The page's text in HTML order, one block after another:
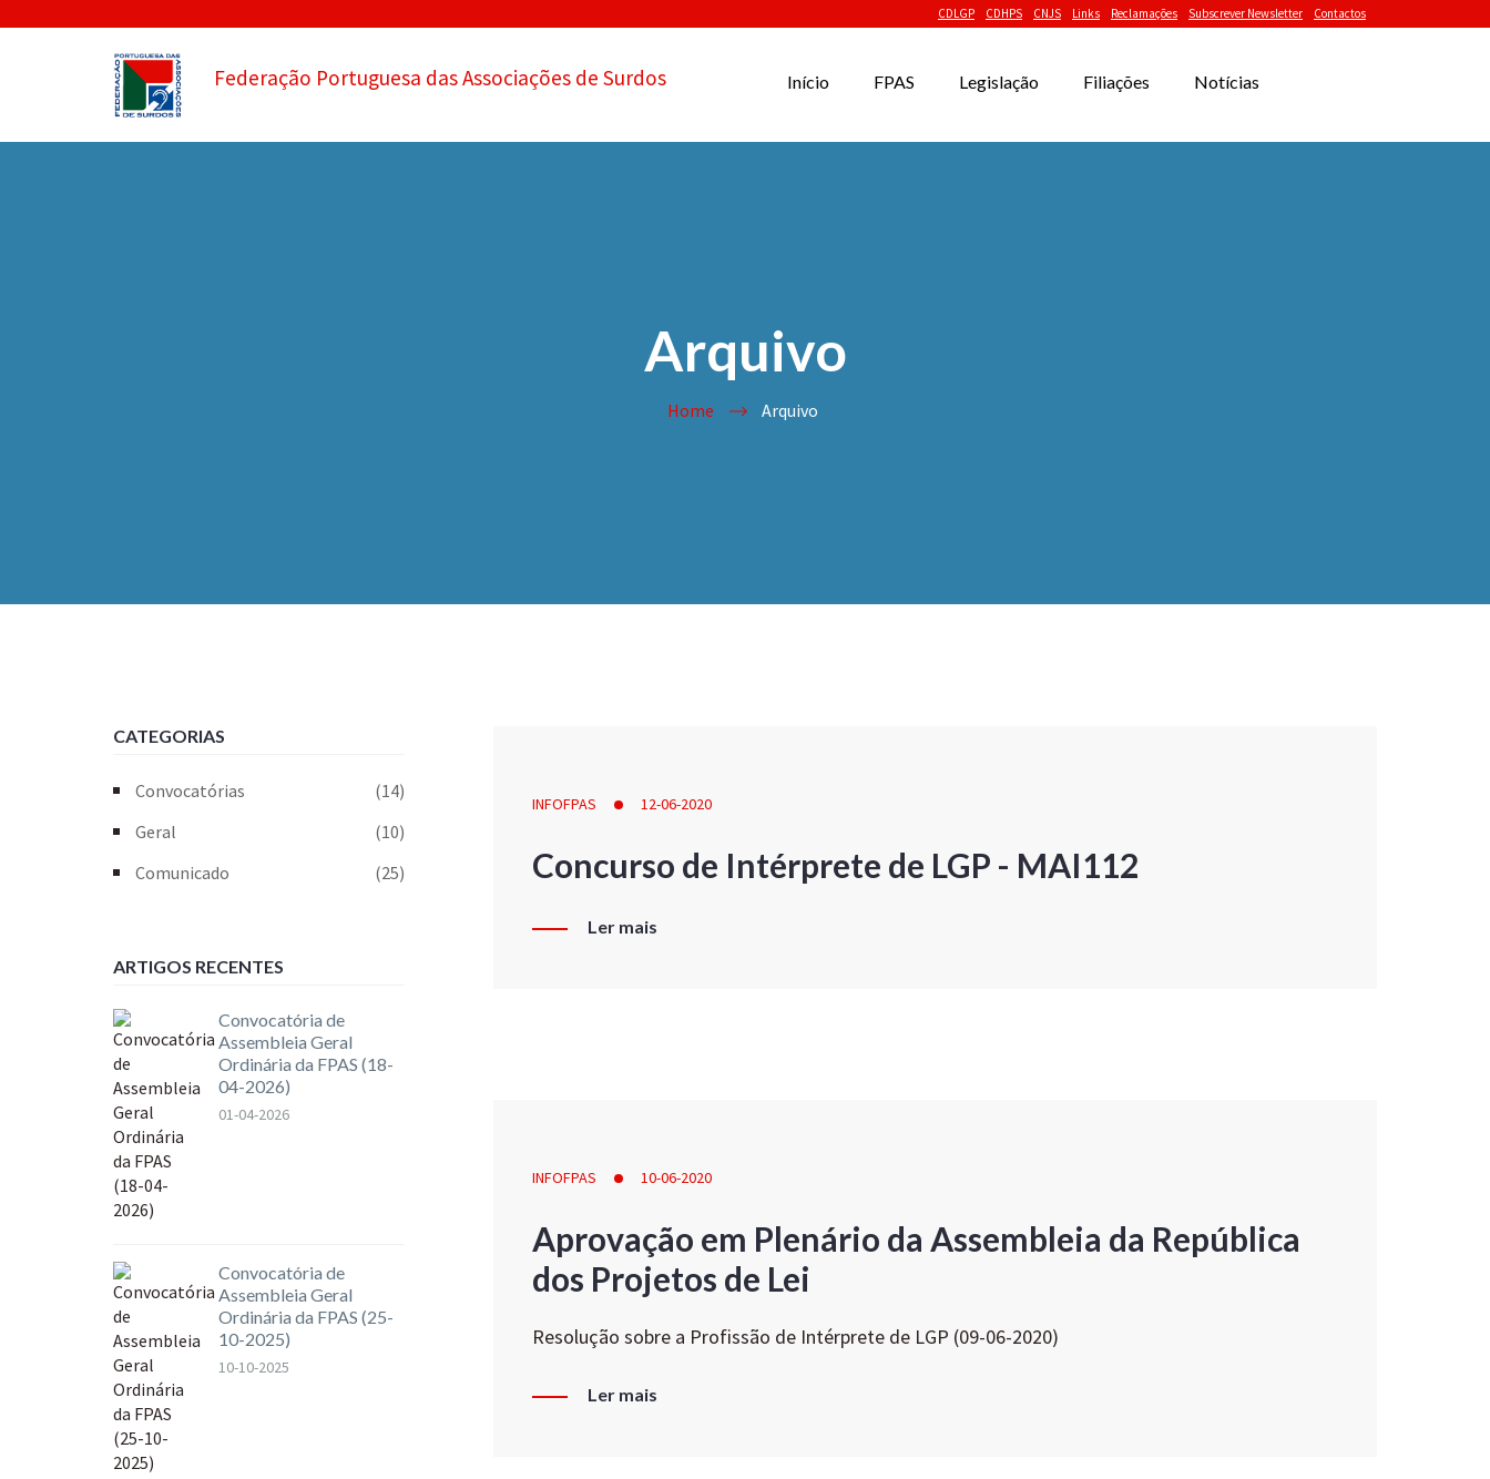
CDLGP CDHPS CNJS Links Reclamações Subscrever Newsletter Contactos
Federação Portuguesa das Associações de Surdos Início FPAS Legislação Filiações Notícias
Arquivo
Home Arquivo
INFOFPAS 12-06-2020
Concurso de Intérprete de LGP - MAI112
Ler mais
INFOFPAS 10-06-2020
Aprovação em Plenário da Assembleia da República
dos Projetos de Lei
Resolução sobre a Profissão de Intérprete de LGP (09-06-2020)
Ler mais
CATEGORIAS
Convocatórias
(14)
Geral
(10)
Comunicado
(25)
ARTIGOS RECENTES
Convocatória de
Assembleia Geral
Ordinária da FPAS (18-
04-2026)
01-04-2026
Convocatória de
Assembleia Geral
Ordinária da FPAS (25-
10-2025)
10-10-2025